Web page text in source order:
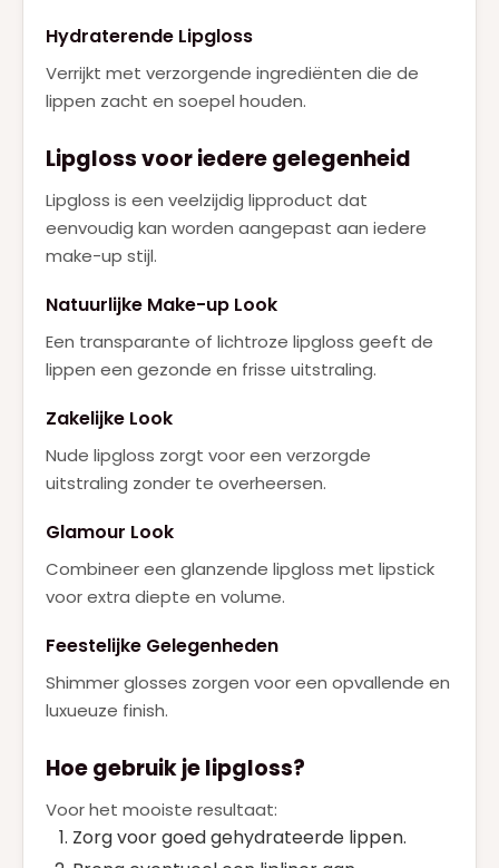
Hydraterende Lipgloss
Verrijkt met verzorgende ingrediënten die de
lippen zacht en soepel houden.
Lipgloss voor iedere gelegenheid
Lipgloss is een veelzijdig lipproduct dat
eenvoudig kan worden aangepast aan iedere
make-up stijl.
Natuurlijke Make-up Look
Een transparante of lichtroze lipgloss geeft de
lippen een gezonde en frisse uitstraling.
Zakelijke Look
Nude lipgloss zorgt voor een verzorgde
uitstraling zonder te overheersen.
Glamour Look
Combineer een glanzende lipgloss met lipstick
voor extra diepte en volume.
Feestelijke Gelegenheden
Shimmer glosses zorgen voor een opvallende en
luxueuze finish.
Hoe gebruik je lipgloss?
Voor het mooiste resultaat:
Zorg voor goed gehydrateerde lippen.